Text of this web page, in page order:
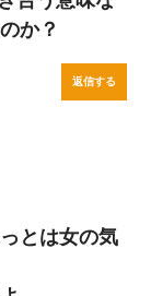
か？
返信する
とは女の気